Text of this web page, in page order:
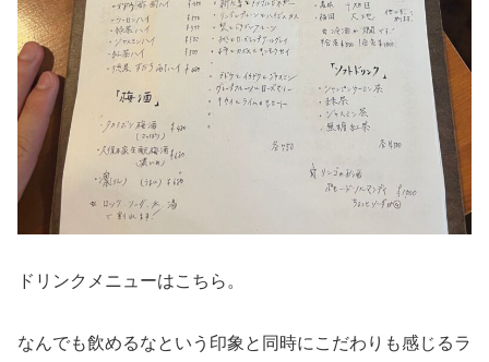
ドリンクメニューはこちら。
なんでも飲めるなという印象と同時にこだわりも感じるラ